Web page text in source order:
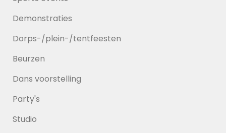
Demonstraties
Dorps-/plein-/tentfeesten
Beurzen
Dans voorstelling
Party's
Studio